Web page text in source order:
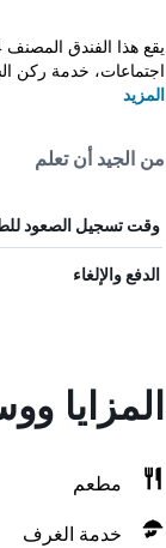
اجتماعات، خدمة ركن
المزيد
من الجيد أن تعلم
وقت تسجيل الصعود
الدفع والإلغاء
المزايا
مطعم
خدمة الغرف